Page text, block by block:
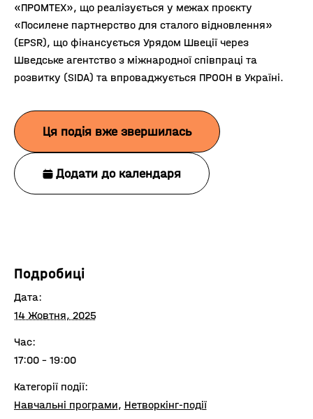
«ПРОМТЕХ», що реалізується у межах проєкту
«Посилене партнерство для сталого відновлення»
(EPSR), що фінансується Урядом Швеції через
Шведське агентство з міжнародної співпраці та
розвитку (SIDA) та впроваджується ПРООН в Україні.
Ця подія вже звершилась
Додати до календаря
Подробиці
Дата:
14 Жовтня, 2025
Час:
17:00 - 19:00
Категорії події:
Навчальні програми, Нетворкінг-події